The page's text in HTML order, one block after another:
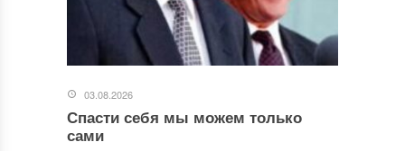
03.08.2026
Спасти себя мы можем только
сами